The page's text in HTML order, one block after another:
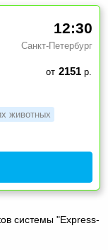
12:30
Санкт-Петербург
от 2151р.
животных
системы "Express-